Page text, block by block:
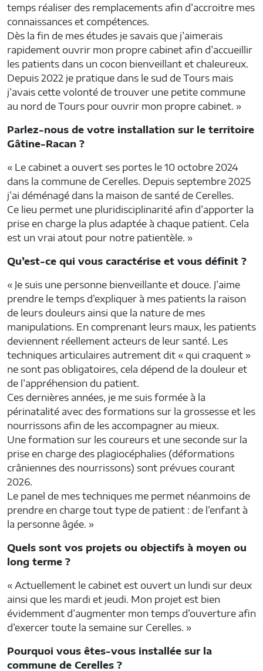
temps réaliser des remplacements afin d’accroitre mes
connaissances et compétences.
Dès la fin de mes études je savais que j’aimerais
rapidement ouvrir mon propre cabinet afin d’accueillir
les patients dans un cocon bienveillant et chaleureux.
Depuis 2022 je pratique dans le sud de Tours mais
j’avais cette volonté de trouver une petite commune
au nord de Tours pour ouvrir mon propre cabinet. »
Parlez-nous de votre installation sur le territoire
Gâtine-Racan ?
« Le cabinet a ouvert ses portes le 10 octobre 2024
dans la commune de Cerelles. Depuis septembre 2025
j’ai déménagé dans la maison de santé de Cerelles.
Ce lieu permet une pluridisciplinarité afin d’apporter la
prise en charge la plus adaptée à chaque patient. Cela
est un vrai atout pour notre patientèle. »
Qu’est-ce qui vous caractérise et vous définit ?
« Je suis une personne bienveillante et douce. J’aime
prendre le temps d’expliquer à mes patients la raison
de leurs douleurs ainsi que la nature de mes
manipulations. En comprenant leurs maux, les patients
deviennent réellement acteurs de leur santé. Les
techniques articulaires autrement dit « qui craquent »
ne sont pas obligatoires, cela dépend de la douleur et
de l’appréhension du patient.
Ces dernières années, je me suis formée à la
périnatalité avec des formations sur la grossesse et les
nourrissons afin de les accompagner au mieux.
Une formation sur les coureurs et une seconde sur la
prise en charge des plagiocéphalies (déformations
crâniennes des nourrissons) sont prévues courant
2026.
Le panel de mes techniques me permet néanmoins de
prendre en charge tout type de patient : de l’enfant à
la personne âgée. »
Quels sont vos projets ou objectifs à moyen ou
long terme ?
« Actuellement le cabinet est ouvert un lundi sur deux
ainsi que les mardi et jeudi. Mon projet est bien
évidemment d’augmenter mon temps d’ouverture afin
d’exercer toute la semaine sur Cerelles. »
Pourquoi vous êtes-vous installée sur la
commune de Cerelles ?